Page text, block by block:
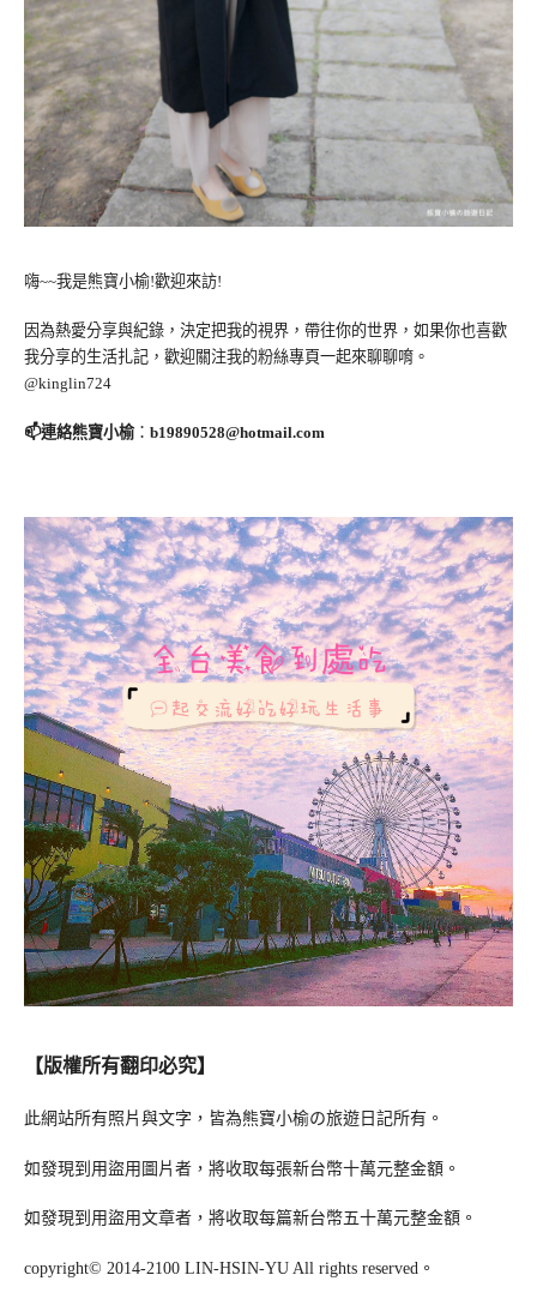
嗨~~我是熊寶小榆!歡迎來訪!
因為熱愛分享與紀錄，決定把我的視界，帶往你的世界，如果你也喜歡
我分享的生活扎記，歡迎關注我的粉絲專頁一起來聊聊唷。
@kinglin724
📫連絡熊寶小榆： b19890528@hotmail.com
【版權所有翻印必究】
此網站所有照片與文字，皆為熊寶小榆の旅遊日記所有。
如發現到用盜用圖片者，將收取每張新台幣十萬元整金額。
如發現到用盜用文章者，將收取每篇新台幣五十萬元整金額。
copyright© 2014-2100 LIN-HSIN-YU All rights reserved。